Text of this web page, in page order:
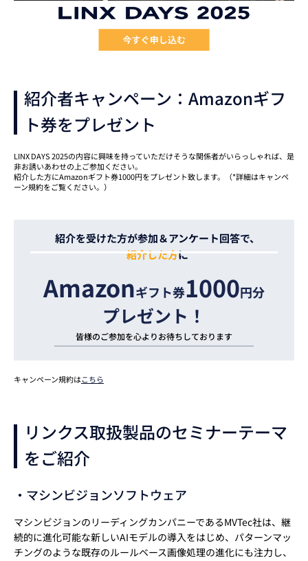
紹介者キャンペーン：Amazonギフ
ト券をプレゼント
LINX DAYS 2025の内容に興味を持っていただけそうな関係者がいらっしゃれば、是
非お誘いあわせの上ご参加ください。
紹介した方にAmazonギフト券1000円をプレゼント致します。（*詳細はキャンペ
ーン規約をご覧ください。）
紹介を受けた方が参加＆アンケート回答で、
紹介した方に
Amazonギフト券1000円分
プレゼント！
皆様のご参加を心よりお待ちしております
キャンペーン規約はこちら
リンクス取扱製品のセミナーテーマ
をご紹介
・マシンビジョンソフトウェア
マシンビジョンのリーディングカンパニーであるMVTec社は、継
続的に進化可能な新しいAIモデルの導入をはじめ、パターンマッ
チングのような既存のルールベース画像処理の進化にも注力し、